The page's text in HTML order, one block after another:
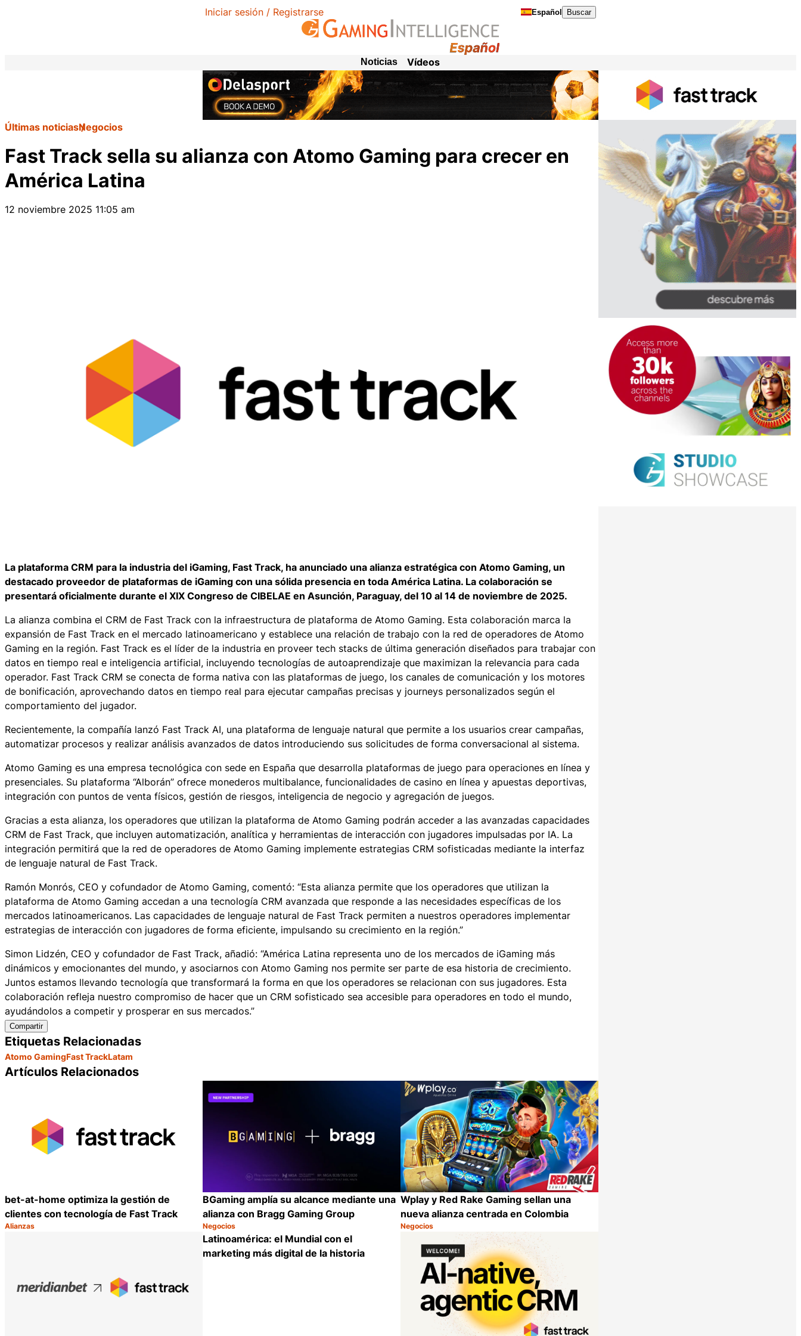
Iniciar sesión / Registrarse Español Buscar
Noticias Vídeos
Últimas noticiasNegocios
Fast Track sella su alianza con Atomo Gaming para crecer en
América Latina
12 noviembre 2025 11:05 am
La plataforma CRM para la industria del iGaming, Fast Track, ha anunciado una alianza estratégica con Atomo Gaming, un
destacado proveedor de plataformas de iGaming con una sólida presencia en toda América Latina. La colaboración se
presentará oficialmente durante el XIX Congreso de CIBELAE en Asunción, Paraguay, del 10 al 14 de noviembre de 2025.
La alianza combina el CRM de Fast Track con la infraestructura de plataforma de Atomo Gaming. Esta colaboración marca la
expansión de Fast Track en el mercado latinoamericano y establece una relación de trabajo con la red de operadores de Atomo
Gaming en la región. Fast Track es el líder de la industria en proveer tech stacks de última generación diseñados para trabajar con
datos en tiempo real e inteligencia artificial, incluyendo tecnologías de autoaprendizaje que maximizan la relevancia para cada
operador. Fast Track CRM se conecta de forma nativa con las plataformas de juego, los canales de comunicación y los motores
de bonificación, aprovechando datos en tiempo real para ejecutar campañas precisas y journeys personalizados según el
comportamiento del jugador.
Recientemente, la compañía lanzó Fast Track AI, una plataforma de lenguaje natural que permite a los usuarios crear campañas,
automatizar procesos y realizar análisis avanzados de datos introduciendo sus solicitudes de forma conversacional al sistema.
Atomo Gaming es una empresa tecnológica con sede en España que desarrolla plataformas de juego para operaciones en línea y
presenciales. Su plataforma “Alborán” ofrece monederos multibalance, funcionalidades de casino en línea y apuestas deportivas,
integración con puntos de venta físicos, gestión de riesgos, inteligencia de negocio y agregación de juegos.
Gracias a esta alianza, los operadores que utilizan la plataforma de Atomo Gaming podrán acceder a las avanzadas capacidades
CRM de Fast Track, que incluyen automatización, analítica y herramientas de interacción con jugadores impulsadas por IA. La
integración permitirá que la red de operadores de Atomo Gaming implemente estrategias CRM sofisticadas mediante la interfaz
de lenguaje natural de Fast Track.
Ramón Monrós, CEO y cofundador de Atomo Gaming, comentó: “Esta alianza permite que los operadores que utilizan la
plataforma de Atomo Gaming accedan a una tecnología CRM avanzada que responde a las necesidades específicas de los
mercados latinoamericanos. Las capacidades de lenguaje natural de Fast Track permiten a nuestros operadores implementar
estrategias de interacción con jugadores de forma eficiente, impulsando su crecimiento en la región.”
Simon Lidzén, CEO y cofundador de Fast Track, añadió: “América Latina representa uno de los mercados de iGaming más
dinámicos y emocionantes del mundo, y asociarnos con Atomo Gaming nos permite ser parte de esa historia de crecimiento.
Juntos estamos llevando tecnología que transformará la forma en que los operadores se relacionan con sus jugadores. Esta
colaboración refleja nuestro compromiso de hacer que un CRM sofisticado sea accesible para operadores en todo el mundo,
ayudándolos a competir y prosperar en sus mercados.”
Compartir
Etiquetas Relacionadas
Atomo GamingFast TrackLatam
Artículos Relacionados
bet-at-home optimiza la gestión de
clientes con tecnología de Fast Track
Categoría:
Alianzas
Compartir
BGaming amplía su alcance mediante una
alianza con Bragg Gaming Group
Categoría:
Negocios
Compartir
Wplay y Red Rake Gaming sellan una
nueva alianza centrada en Colombia
Categoría:
Negocios
Latinoamérica: el Mundial con el
marketing más digital de la historia